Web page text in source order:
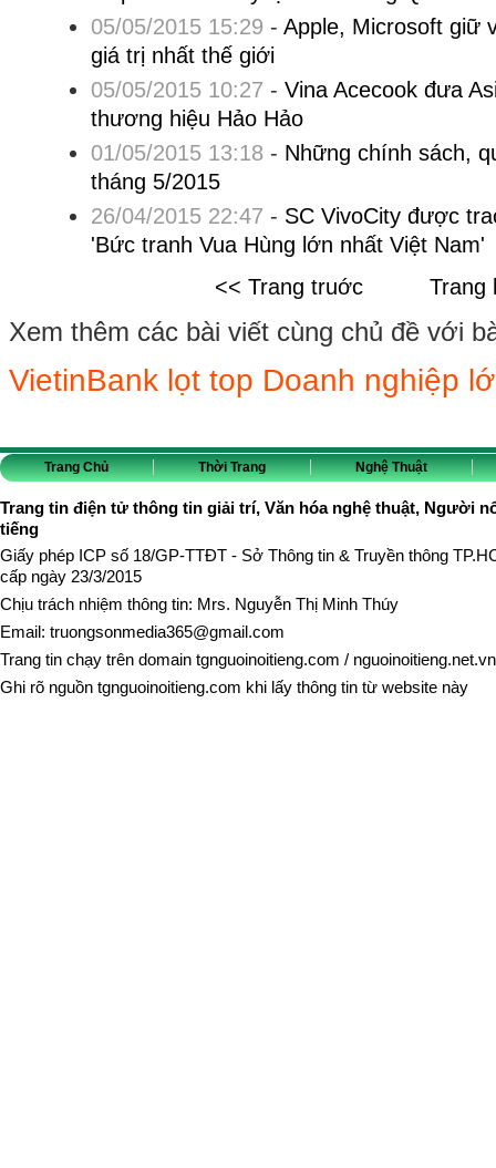
05/05/2015 15:29 - Apple, Microsoft giữ
giá trị nhất thế giới
05/05/2015 10:27 - Vina Acecook đưa
thương hiệu Hảo Hảo
01/05/2015 13:18 - Những chính sách,
tháng 5/2015
26/04/2015 22:47 - SC VivoCity được
'Bức tranh Vua Hùng lớn nhất Việt Nam'
<< Trang truớc
Trang
Xem thêm các bài viết cùng chủ đề với
VietinBank lọt top Doanh nghiệp
Trang Chủ Thời Trang Nghệ Thuật
Trang tin điện tử thông tin giải trí, Văn hóa nghệ thuật, Người
tiếng
Giấy phép ICP số 18/GP-TTĐT - Sở Thông tin & Truyền thông
cấp ngày 23/3/2015
Chịu trách nhiệm thông tin: Mrs. Nguyễn Thị Minh Thúy
Email: truongsonmedia365@gmail.com
Trang tin chạy trên domain tgnguoinoitieng.com / nguoinoitieng.net.vn
Ghi rõ nguồn tgnguoinoitieng.com khi lấy thông tin từ website này